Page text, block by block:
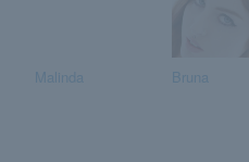
Malinda Bruna